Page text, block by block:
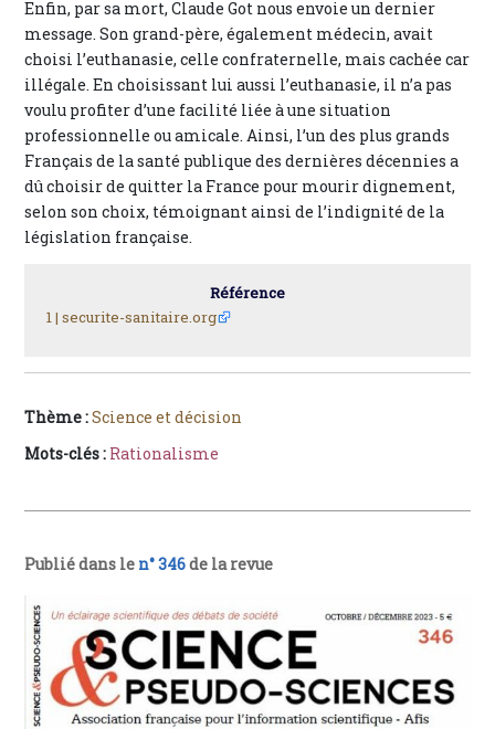
Enfin, par sa mort, Claude Got nous envoie un dernier
message. Son grand-père, également médecin, avait
choisi l’euthanasie, celle confraternelle, mais cachée car
illégale. En choisissant lui aussi l’euthanasie, il n’a pas
voulu profiter d’une facilité liée à une situation
professionnelle ou amicale. Ainsi, l’un des plus grands
Français de la santé publique des dernières décennies a
dû choisir de quitter la France pour mourir dignement,
selon son choix, témoignant ainsi de l’indignité de la
législation française.
Référence
1 | securite-sanitaire.org
Thème :Science et décision
Mots-clés : Rationalisme
Publié dans le n° 346de la revue